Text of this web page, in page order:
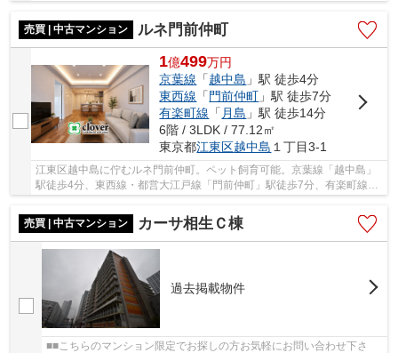
売買 | 中古マンション
ルネ門前仲町
1億499万円
京葉線 「越中島 」駅 徒歩4分
東西線 「 門前仲町 」駅 徒歩7分
有楽町線 「 月島 」駅 徒歩14分
6階 / 3LDK / 77.12㎡
東京都江東区越中島 １丁目3-1
江東区越中島に佇むルネ門前仲町。ペット飼育可能。京葉線「越中島」
駅徒歩4分、東西線・都営大江戸線「門前仲町」駅徒歩7分、有楽町線
「月島」駅徒歩14分。門前仲町駅周辺には商業施...
売買 | 中古マンション
カーサ相生Ｃ棟
過去掲載物件
■■こちらのマンション限定でお探しの方お気軽にお問い合わせ下さ